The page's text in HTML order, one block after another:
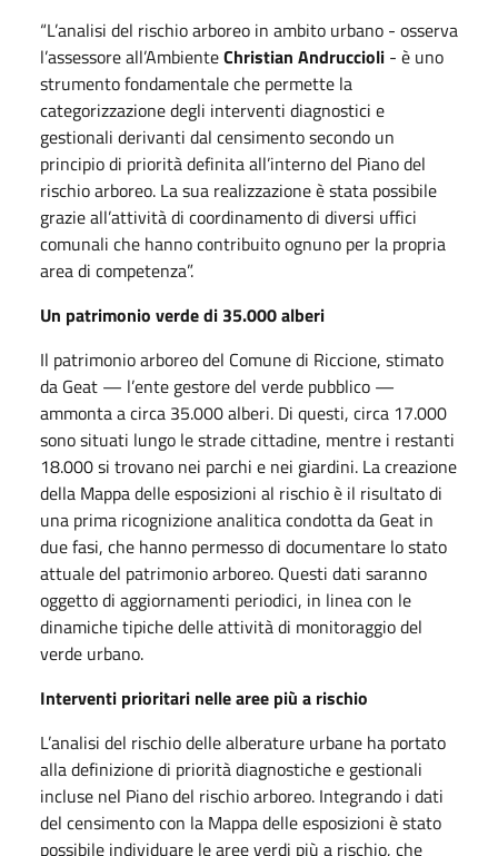
“L’analisi del rischio arboreo in ambito urbano - osserva
l’assessore all’AmbienteChristian Andruccioli - è uno
strumento fondamentale che permette la
categorizzazione degli interventi diagnostici e
gestionali derivanti dal censimento secondo un
principio di priorità definita all’interno del Piano del
rischio arboreo. La sua realizzazione è stata possibile
grazie all’attività di coordinamento di diversi uffici
comunali che hanno contribuito ognuno per la propria
area di competenza”.
Un patrimonio verde di 35.000 alberi
Il patrimonio arboreo del Comune di Riccione, stimato
da Geat — l’ente gestore del verde pubblico —
ammonta a circa 35.000 alberi. Di questi, circa 17.000
sono situati lungo le strade cittadine, mentre i restanti
18.000 si trovano nei parchi e nei giardini. La creazione
della Mappa delle esposizioni al rischio è il risultato di
una prima ricognizione analitica condotta da Geat in
due fasi, che hanno permesso di documentare lo stato
attuale del patrimonio arboreo. Questi dati saranno
oggetto di aggiornamenti periodici, in linea con le
dinamiche tipiche delle attività di monitoraggio del
verde urbano.
Interventi prioritari nelle aree più a rischio
L’analisi del rischio delle alberature urbane ha portato
alla definizione di priorità diagnostiche e gestionali
incluse nel Piano del rischio arboreo. Integrando i dati
del censimento con la Mappa delle esposizioni è stato
possibile individuare le aree verdi più a rischio, che